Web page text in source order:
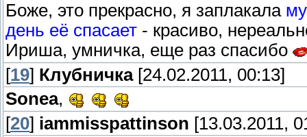
Боже, это прекрасно, я заплакала
день её спасает - красиво,
Ириша, умничка, еще раз спасибо
[19] Клубничка[24.02.2011, 00:13]
Sonea,
[20] iammisspattinson [13.03.2011,